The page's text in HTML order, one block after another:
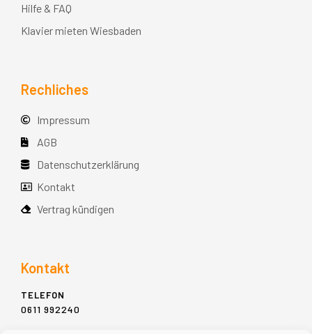
Hilfe & FAQ
Klavier mieten Wiesbaden
Rechliches
Impressum
AGB
Datenschutzerklärung
Kontakt
Vertrag kündigen
Kontakt
TELEFON
0611 992240